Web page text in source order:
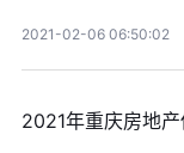
2021-02-06 06:50:02
2021年重庆房地